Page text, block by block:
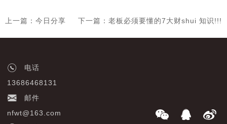
上一篇：今日分享 下一篇：老板必须要懂的7大财shui 知识!!!
电话
13686468131
邮件
nfwt@163.com